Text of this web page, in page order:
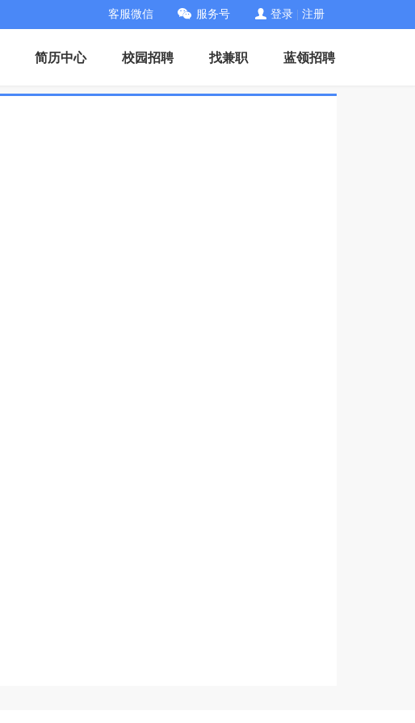
客服微信 服务号 登录 注册
简历中心 校园招聘 找兼职 蓝领招聘